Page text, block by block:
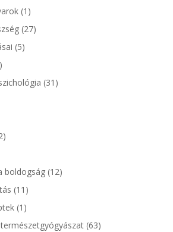
(1)
(27)
(5)
(31)
boldogság(12)
(11)
(1)
(63)